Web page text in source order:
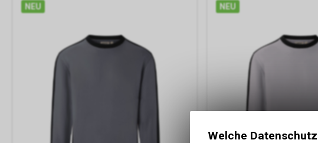
NEU NEU
Welche